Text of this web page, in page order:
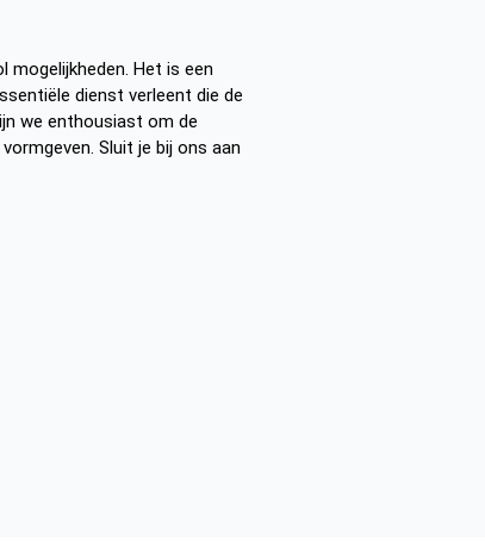
Het is een
dienst verleent die de
we enthousiast om de
Sluit je bij ons aan